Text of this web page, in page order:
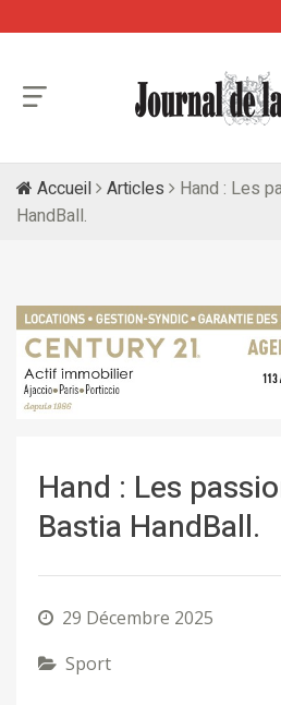
Accueil Articles
Hand : Les
HandBall.
Hand : Les
Bastia HandBall.
29 Décembre 2025
Sport